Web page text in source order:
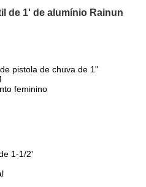
de 1' de alumínio Rainun
pistola de chuva de 1"
feminino
1-1/2'